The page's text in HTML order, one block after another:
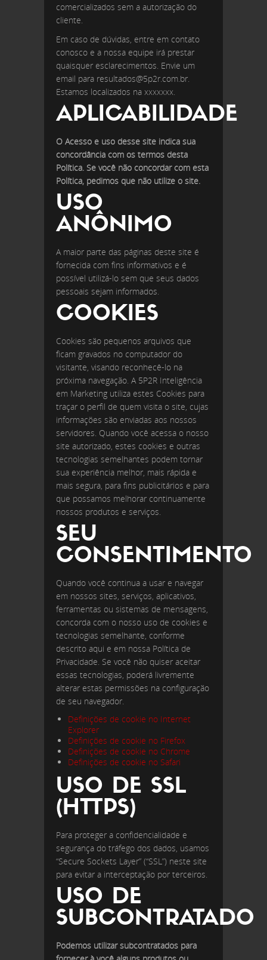
comercializados sem a autorização do
cliente.
Em caso de dúvidas, entre em contato
conosco e a nossa equipe irá prestar
quaisquer esclarecimentos. Envie um
email para resultados@5p2r.com.br.
Estamos localizados na xxxxxxx.
APLICABILIDADE
O Acesso e uso desse site indica sua
concordância com os termos desta
Política. Se você não concordar com esta
Política, pedimos que não utilize o site.
USO
ANÔNIMO
A maior parte das páginas deste site é
fornecida com fins informativos e é
possível utilizá-lo sem que seus dados
pessoais sejam informados.
COOKIES
Cookies são pequenos arquivos que
ficam gravados no computador do
visitante, visando reconhecê-lo na
próxima navegação. A 5P2R Inteligência
em Marketing utiliza estes Cookies para
traçar o perfil de quem visita o site, cujas
informações são enviadas aos nossos
servidores. Quando você acessa o nosso
site autorizado, estes cookies e outras
tecnologias semelhantes podem tornar
sua experiência melhor, mais rápida e
mais segura, para fins publicitários e para
que possamos melhorar continuamente
nossos produtos e serviços.
SEU
CONSENTIMENTO
Quando você continua a usar e navegar
em nossos sites, serviços, aplicativos,
ferramentas ou sistemas de mensagens,
concorda com o nosso uso de cookies e
tecnologias semelhante, conforme
descrito aqui e em nossa Política de
Privacidade. Se você não quiser aceitar
essas tecnologias, poderá livremente
alterar estas permissões na configuração
de seu navegador.
Definições de cookie no Internet
Explorer
Definições de cookie no Firefox
Definições de cookie no Chrome
Definições de cookie no Safari
USO DE SSL
(HTTPS)
Para proteger a confidencialidade e
segurança do tráfego dos dados, usamos
“Secure Sockets Layer” (“SSL”) neste site
para evitar a interceptação por terceiros.
USO DE
SUBCONTRATADO
Podemos utilizar subcontratados para